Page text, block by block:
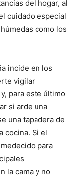
del hogar, al
cuidado especial
como los
incide en los
vigilar
para este último
si arde una
una tapadera de
cocina. Si el
para
la cama y no